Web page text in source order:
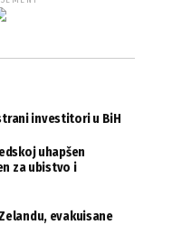
investitori u BiH
uhapšen
za ubistvo i
evakuisane